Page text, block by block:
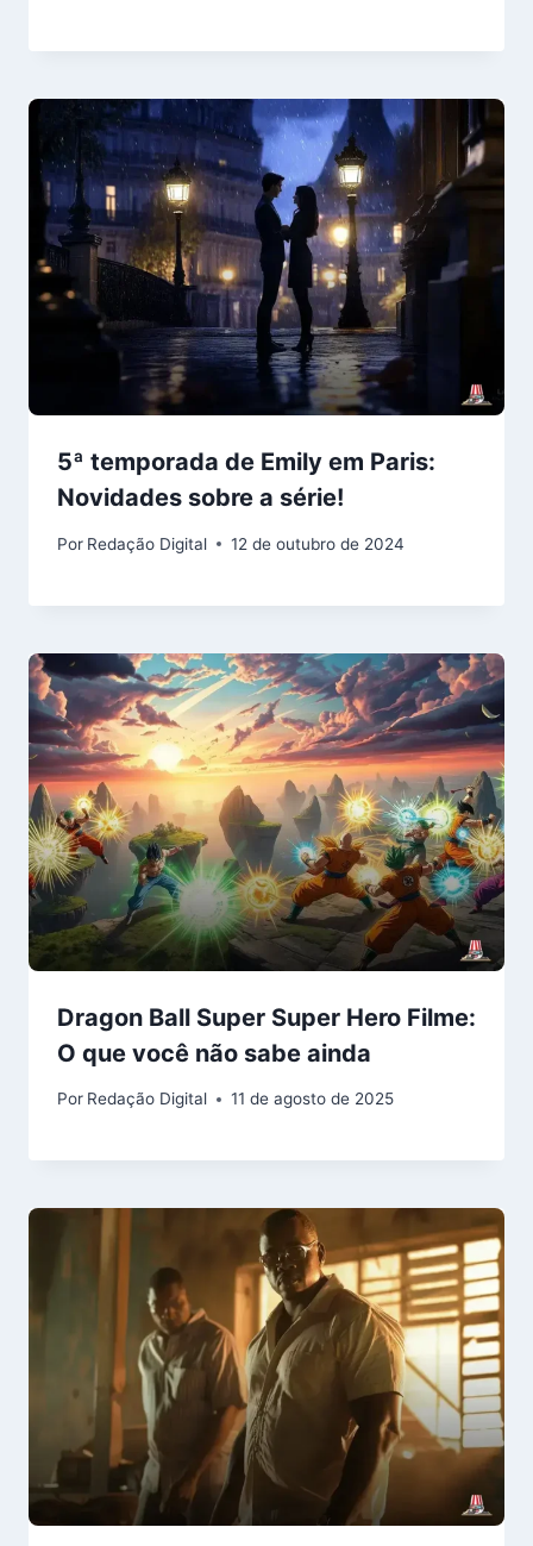
5ª temporada de Emily em Paris:
Novidades sobre a série!
Por Redação Digital 12 de outubro de 2024
Dragon Ball Super Super Hero Filme:
O que você não sabe ainda
Por Redação Digital 11 de agosto de 2025